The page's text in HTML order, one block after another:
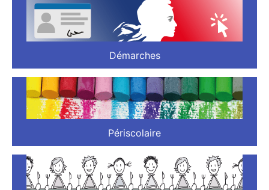
Démarches
Périscolaire